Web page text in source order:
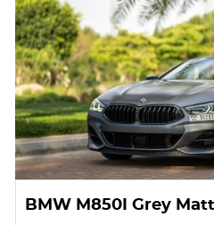
BMW M850I Grey